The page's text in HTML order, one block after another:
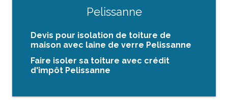
Pelissanne
Devis pour isolation de toiture de
maison avec laine de verre Pelissanne
Faire isoler sa toiture avec crédit
d'impôt Pelissanne